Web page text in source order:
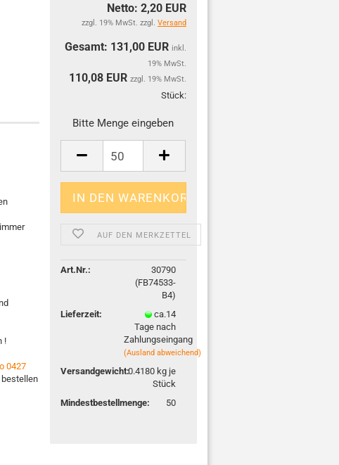
Netto: 2,20 EUR
zzgl. 19% MwSt. zzgl. Versand
Gesamt: 131,00 EUR inkl.
19% MwSt.
110,08EUR zzgl. 19% MwSt.
Stück:
Bitte Menge eingeben
AUF DEN MERKZETTEL
Art.Nr.:
30790
(FB74533-
B4)
Lieferzeit:
ca.14
Tage nach
Zahlungseingang
(Ausland abweichend)
Versandgewicht:0.4180kg je
Stück
Mindestbestellmenge:
50
!
0427